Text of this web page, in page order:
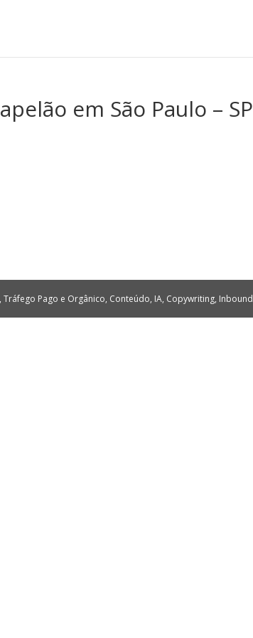
em São Paulo – SP
Pago e Orgânico, Conteúdo, IA, Copywriting, Inbound